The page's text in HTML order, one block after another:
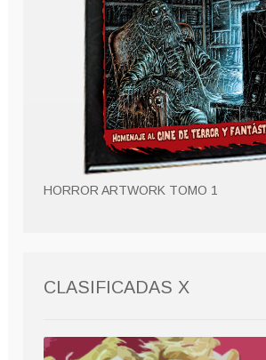
HORROR ARTWORK TOMO 1
CLASIFICADAS X